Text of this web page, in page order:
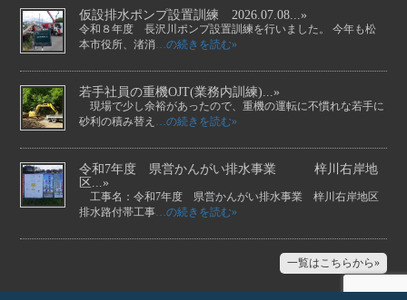
仮設排水ポンプ設置訓練 2026.07.08...»
令和８年度 長沢川ポンプ設置訓練を行いました。 今年も松
本市役所、渚消…の続きを読む»
若手社員の重機OJT(業務内訓練)...»
現場で少し余裕があったので、重機の運転に不慣れな若手に
砂利の積み替え …の続きを読む»
令和7年度 県営かんがい排水事業 梓川右岸地
区...»
工事名：令和7年度 県営かんがい排水事業 梓川右岸地区
排水路付帯工事…の続きを読む»
一覧はこちらから»